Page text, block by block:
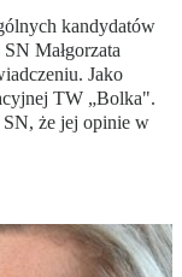
kandydatów
Małgorzata
Jako
TW „Bolka".
SN, że jej opinie w